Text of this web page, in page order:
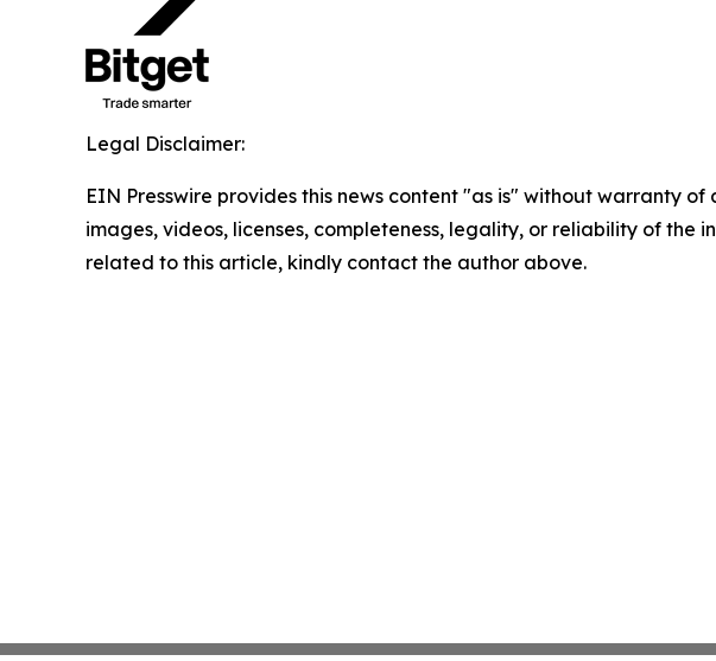
Legal Disclaimer:
EIN Presswire provides this news content "as is" without warranty
images, videos, licenses, completeness, legality, or reliability of
related to this article, kindly contact the author above.